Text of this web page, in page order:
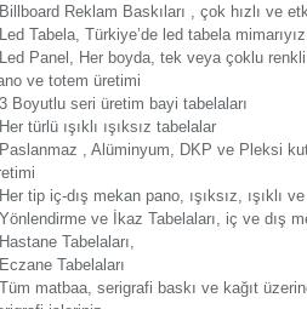
Reklam Baskıları , çok hızlı ve
Tabela, Türkiye’de led tabela mimarıyız.
Panel, Her boyda, tek veya çoklu
ve totem üretimi
Boyutlu seri üretim bayi tabelaları
türlü ışıklı ışıksız tabelalar
, Alüminyum, DKP ve Pleksi
tip iç-dış mekan pano, ışıksız, ışıklı
ve İkaz Tabelaları, iç ve dış
Tabelaları,
Tabelaları
matbaa, serigrafi baskı ve kağıt